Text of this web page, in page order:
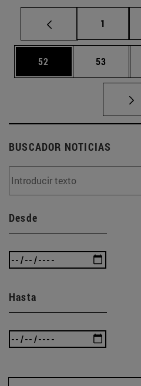
Página
1
Página
52 Página
53
BUSCADOR NOTICIAS
Desde
Hasta